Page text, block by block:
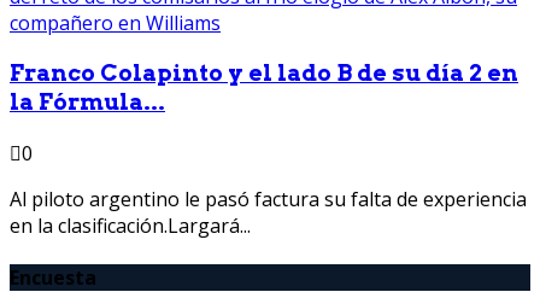
Franco Colapinto y el lado B de su día 2 en
la Fórmula...
0
Al piloto argentino le pasó factura su falta de experiencia
en la clasificación.Largará...
Encuesta